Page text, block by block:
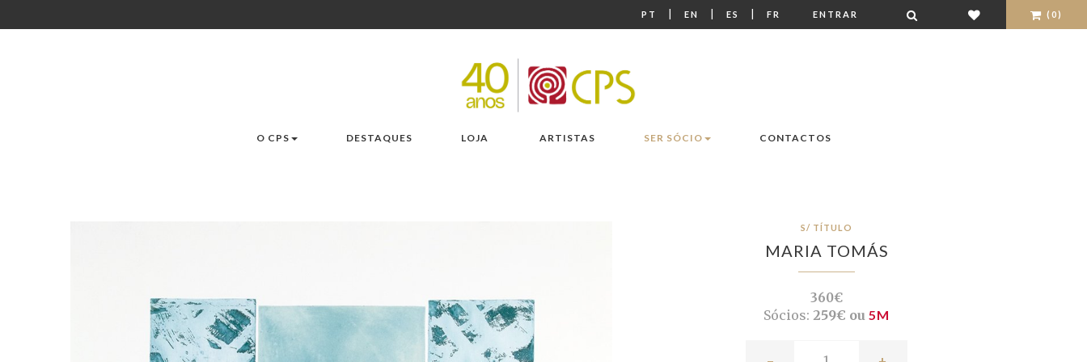
PT | EN | ES | FR ENTRAR (0)
O CPS DESTAQUES LOJA ARTISTAS SER SÓCIO CONTACTOS
S/ TÍTULO
MARIA TOMÁS
360€
Sócios: 259€ ou 5M